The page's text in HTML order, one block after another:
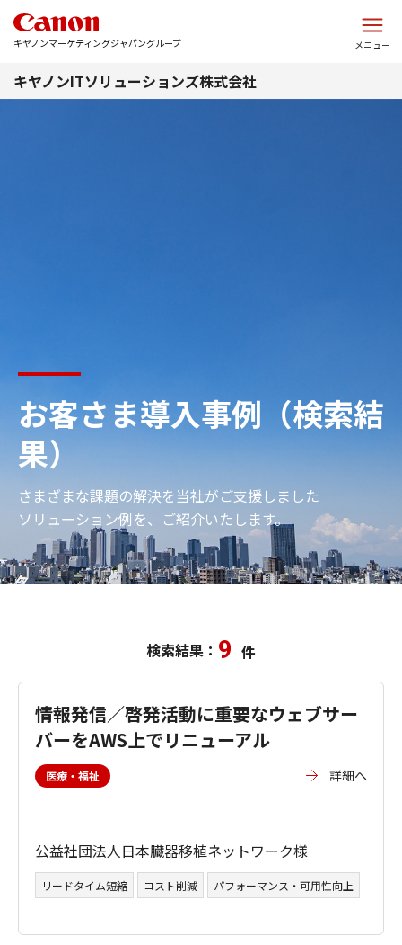
キヤノンマーケティングジャパングループ メニュー
キヤノンITソリューションズ株式会社
お客さま導入事例（検索結
果）
さまざまな課題の解決を当社がご支援しました
ソリューション例を、ご紹介いたします。
検索結果： 9 件
情報発信／啓発活動に重要なウェブサー
バーをAWS上でリニューアル
医療・福祉 詳細へ
公益社団法人日本臓器移植ネットワーク様
リードタイム短縮 コスト削減 パフォーマンス・可用性向上